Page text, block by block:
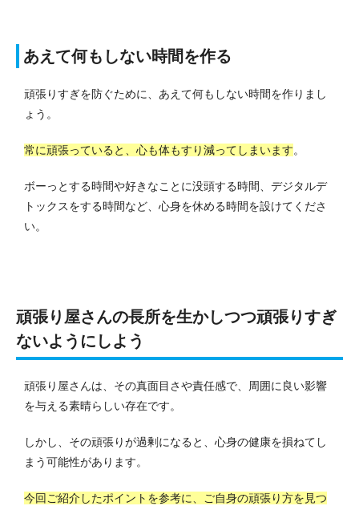
あえて何もしない時間を作る
頑張りすぎを防ぐために、あえて何もしない時間を作りまし
ょう。
常に頑張っていると、心も体もすり減ってしまいます。
ボーっとする時間や好きなことに没頭する時間、デジタルデ
トックスをする時間など、心身を休める時間を設けてくださ
い。
頑張り屋さんの長所を生かしつつ頑張りすぎ
ないようにしよう
頑張り屋さんは、その真面目さや責任感で、周囲に良い影響
を与える素晴らしい存在です。
しかし、その頑張りが過剰になると、心身の健康を損ねてし
まう可能性があります。
今回ご紹介したポイントを参考に、ご自身の頑張り方を見つ